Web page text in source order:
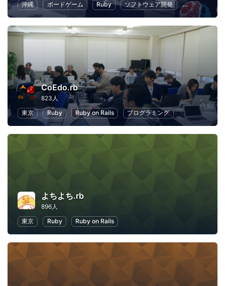
沖縄
ボードゲーム Ruby ソフトウェア開発 オープンソー
CoEdo.rb
823人
東京
Ruby Ruby on Rails プログラミング
よちよち.rb
896人
東京
Ruby Ruby on Rails